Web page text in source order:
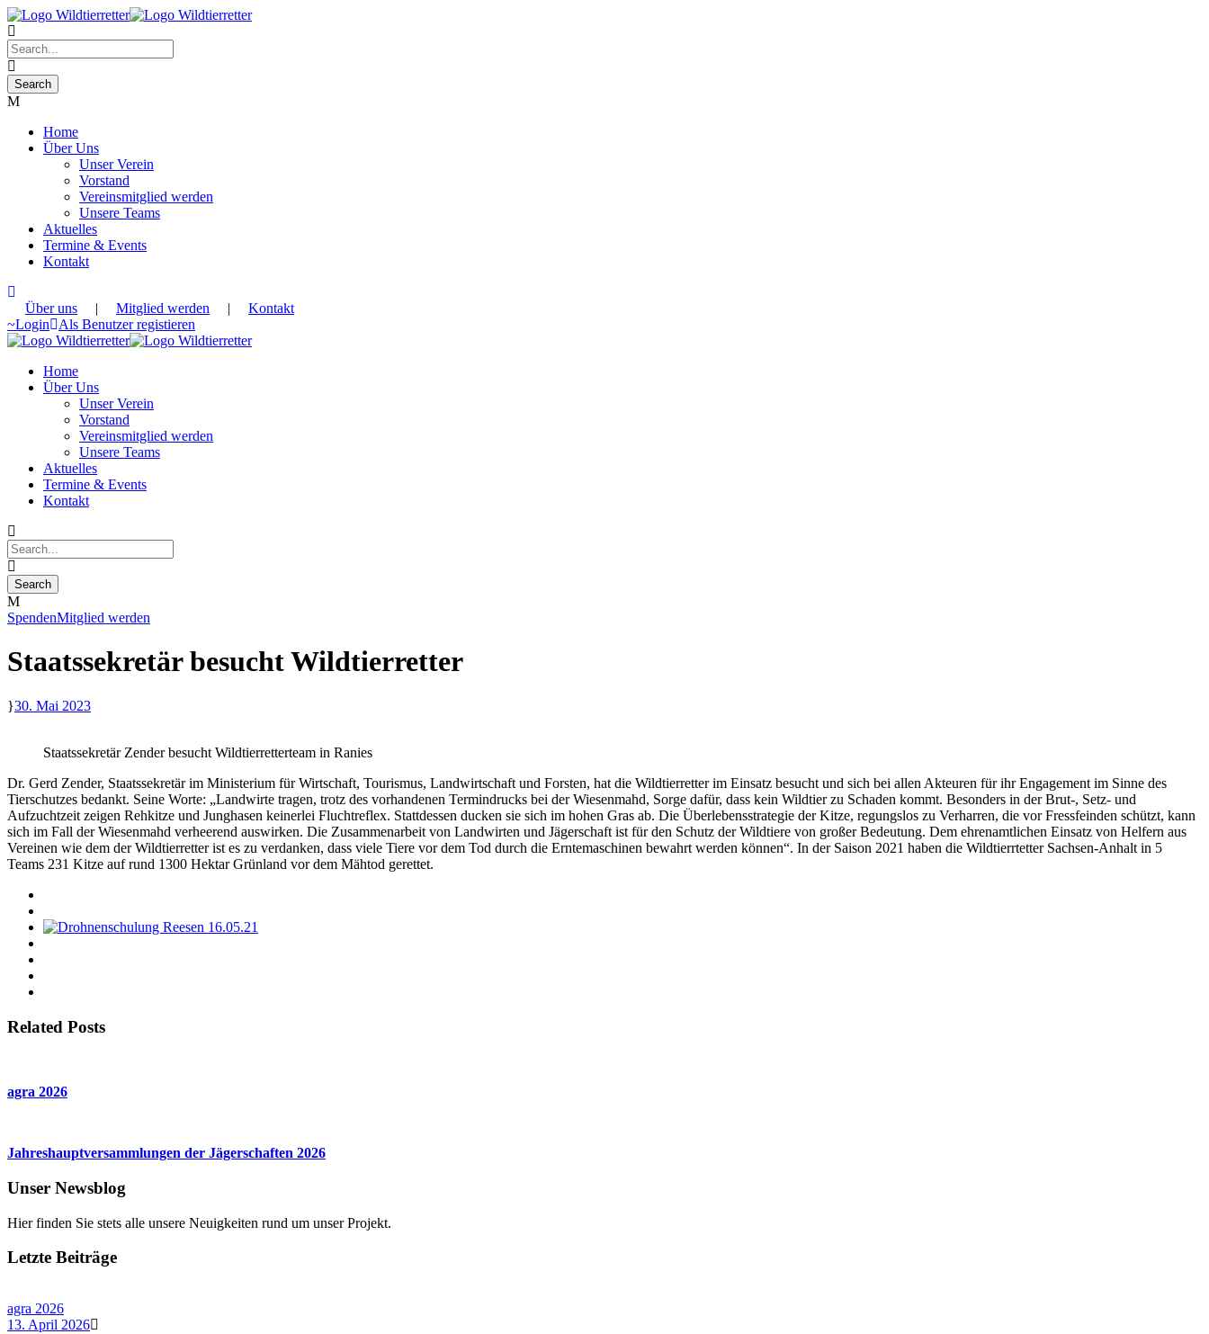
Home
Über Uns
Unser Verein
Vorstand
Vereinsmitglied werden
Unsere Teams
Aktuelles
Termine & Events
Kontakt
Über uns | Mitglied werden |
Kontakt
Login
Als Benutzer registieren
Home
Über Uns
Unser Verein
Vorstand
Vereinsmitglied werden
Unsere Teams
Aktuelles
Termine & Events
Kontakt
SpendenMitglied werden
Staatssekretär besucht Wildtierretter
30. Mai 2023
Staatssekretär Zender besucht Wildtierretterteam in Ranies
Dr. Gerd Zender, Staatssekretär im Ministerium für Wirtschaft, Tourismus, Landwirtschaft und Forsten, hat die Wildtierretter im Einsatz besucht und sich bei allen Akteuren für ihr Engagement im Sinne des
Tierschutzes bedankt. Seine Worte: „Landwirte tragen, trotz des vorhandenen Termindrucks bei der Wiesenmahd, Sorge dafür, dass kein Wildtier zu Schaden kommt. Besonders in der Brut-, Setz- und
Aufzuchtzeit zeigen Rehkitze und Junghasen keinerlei Fluchtreflex. Stattdessen ducken sie sich im hohen Gras ab. Die Überlebensstrategie der Kitze, regungslos zu Verharren, die vor Fressfeinden schützt, kann
sich im Fall der Wiesenmahd verheerend auswirken. Die Zusammenarbeit von Landwirten und Jägerschaft ist für den Schutz der Wildtiere von großer Bedeutung. Dem ehrenamtlichen Einsatz von Helfern aus
Vereinen wie dem der Wildtierretter ist es zu verdanken, dass viele Tiere vor dem Tod durch die Erntemaschinen bewahrt werden können“. In der Saison 2021 haben die Wildtierrtetter Sachsen-Anhalt in 5
Teams 231 Kitze auf rund 1300 Hektar Grünland vor dem Mähtod gerettet.
Related Posts
agra 2026
Jahreshauptversammlungen der Jägerschaften 2026
Unser Newsblog
Hier finden Sie stets alle unsere Neuigkeiten rund um unser Projekt.
Letzte Beiträge
agra 2026
13. April 2026